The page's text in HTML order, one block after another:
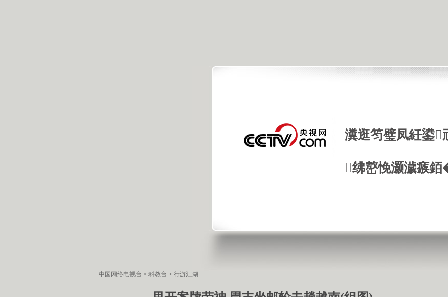
瀵逛笉璧凤紝鍙
绋嶅悗灏濊瘯
中国网络电视台 > 科教台 > 行游江湖